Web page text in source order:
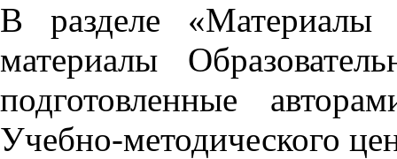
В разделе «Материалы
материалы
подготовленные
Учебно-методического